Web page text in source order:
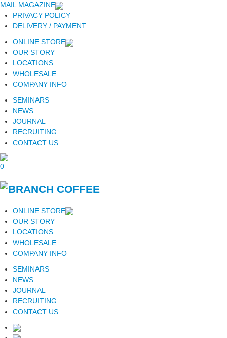
MAIL MAGAZINE
PRIVACY POLICY
DELIVERY / PAYMENT
ONLINE STORE
OUR STORY
LOCATIONS
WHOLESALE
COMPANY INFO
SEMINARS
NEWS
JOURNAL
RECRUITING
CONTACT US
0
ONLINE STORE
OUR STORY
LOCATIONS
WHOLESALE
COMPANY INFO
SEMINARS
NEWS
JOURNAL
RECRUITING
CONTACT US